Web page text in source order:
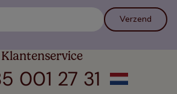
Verzend
Klantenservice
001 27 31